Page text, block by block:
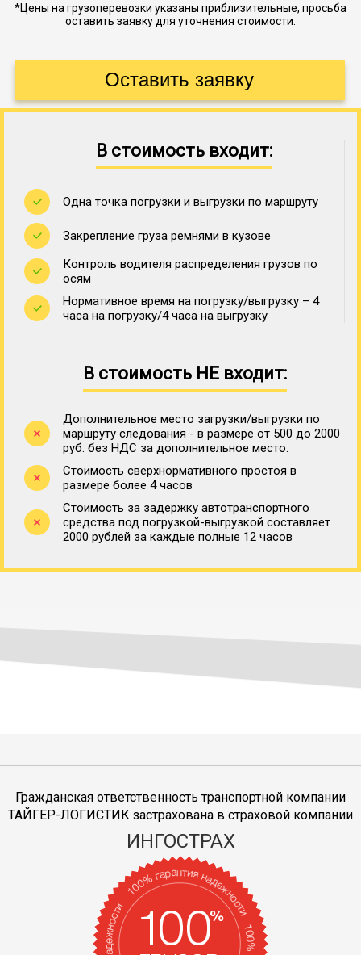
*Цены на грузоперевозки указаны приблизительные, просьба
оставить заявку для уточнения стоимости.
В стоимость входит:
Одна точка погрузки и выгрузки по маршруту
Закрепление груза ремнями в кузове
Контроль водителя распределения грузов по
осям
Нормативное время на погрузку/выгрузку – 4
часа на погрузку/4 часа на выгрузку
В стоимость НЕ входит:
Дополнительное место загрузки/выгрузки по
маршруту следования - в размере от 500 до 2000
руб. без НДС за дополнительное место.
Стоимость сверхнормативного простоя в
размере более 4 часов
Стоимость за задержку автотранспортного
средства под погрузкой-выгрузкой составляет
2000 рублей за каждые полные 12 часов
Гражданская ответственность транспортной компании
ТАЙГЕР-ЛОГИСТИК застрахована в страховой компании
ИНГОСТРАХ